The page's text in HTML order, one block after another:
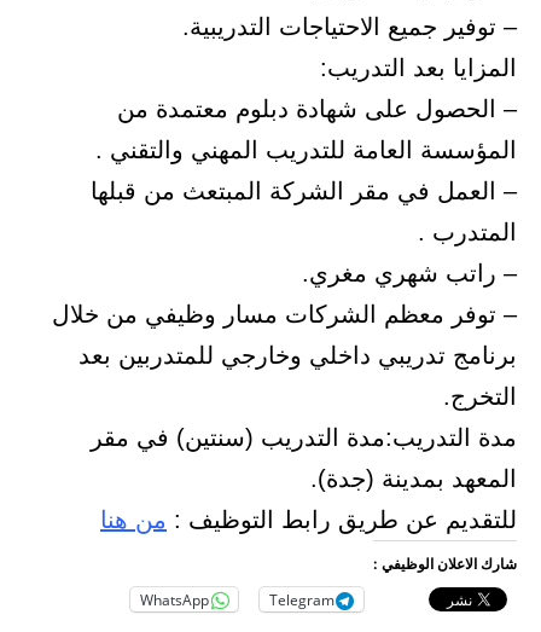
– توفير جميع الاحتياجات التدريبية.
المزايا بعد التدريب:
– الحصول على شهادة دبلوم معتمدة من
المؤسسة العامة للتدريب المهني والتقني .
– العمل في مقر الشركة المبتعث من قبلها
المتدرب .
– راتب شهري مغري.
– توفر معظم الشركات مسار وظيفي من خلال
برنامج تدريبي داخلي وخارجي للمتدربين بعد
التخرج.
مدة التدريب:مدة التدريب (سنتين) في مقر
المعهد بمدينة (جدة).
للتقديم عن طريق رابط التوظيف : من هنا
شارك الاعلان الوظيفي :
Telegram
WhatsApp